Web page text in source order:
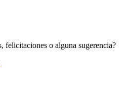
felicitaciones o alguna sugerencia?